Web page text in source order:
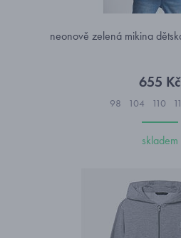
neonově zelená mikina
655 Kč
98 104 110
skladem